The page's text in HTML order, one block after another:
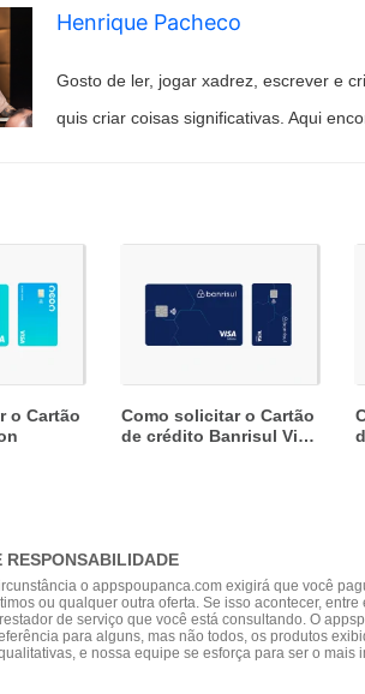
Henrique Pacheco
Gosto de ler, jogar xadrez, escrever e
quis criar coisas significativas. Aqui
o Cartão
Como solicitar o Cartão
de crédito Banrisul Visa
RESPONSABILIDADE
o appspoupanca.com exigirá que você
ou qualquer outra oferta. Se isso acontecer,
de serviço que você está consultando. O
para alguns, mas não todos, os produtos
e nossa equipe se esforça para ser o